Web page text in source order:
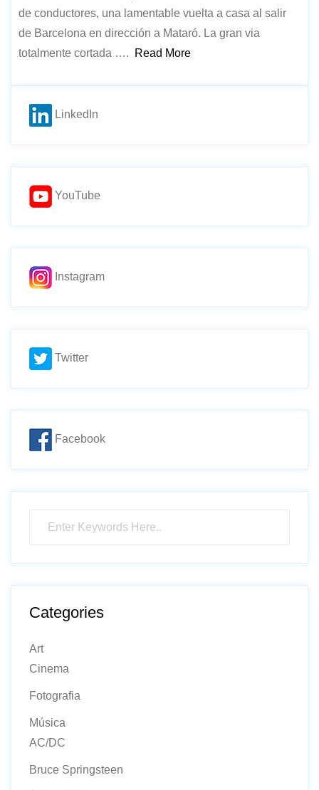
de conductores, una lamentable vuelta a casa al salir
de Barcelona en dirección a Mataró. La gran via
totalmente cortada ….
Read More
LinkedIn
YouTube
Instagram
Twitter
Facebook
Categories
Art
Cinema
Fotografia
Música
AC/DC
Bruce Springsteen